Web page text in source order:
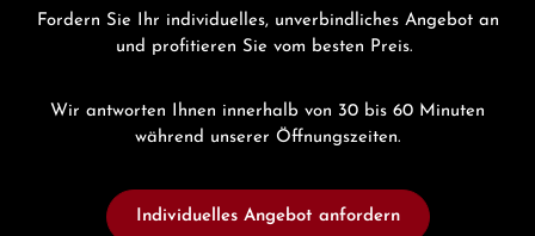
Fordern Sie Ihr individuelles, unverbindliches Angebot an
und profitieren Sie vom besten Preis.
Wir antworten Ihnen innerhalb von 30 bis 60 Minuten
während unserer Öffnungszeiten.
Individuelles Angebot anfordern